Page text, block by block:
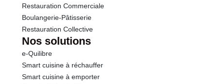
Restauration Commerciale
Boulangerie-Pâtisserie
Restauration Collective
Nos solutions
e-Quilibre
Smart cuisine à réchauffer
Smart cuisine à emporter